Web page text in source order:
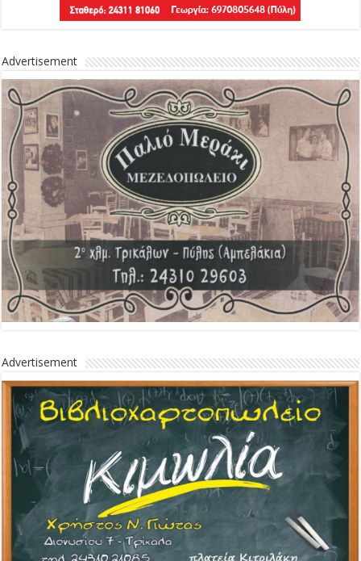
Advertisement
Advertisement